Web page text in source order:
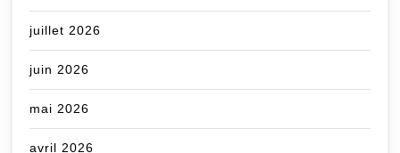
juillet 2026
juin 2026
mai 2026
avril 2026